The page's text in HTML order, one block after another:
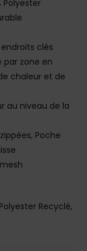
Polyester
clés
par zone en
chaleur et de
au niveau de la
Poche
Recyclé,